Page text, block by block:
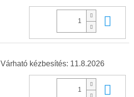
Várható kézbesítés: 11.8.2026